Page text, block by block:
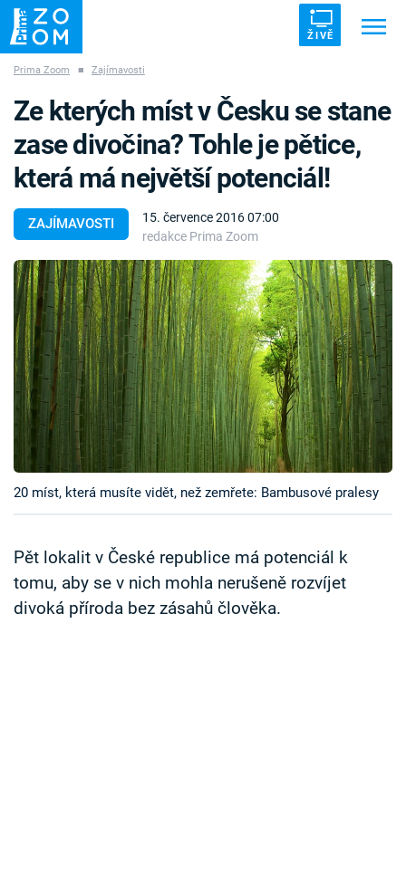
ŽIVĚ
ZÁHADY VETŘELCI DÁVNOVĚKU
Témata
Témata
Pořady
TV Program
Časopis
Sledujte prima+
Sledujte nás
Prima Zoom ■ Zajímavosti
ZAJÍMAVOSTI
15. července 2016 07:00
redakce Prima Zoom
Ze kterých míst v Česku se stane
zase divočina? Tohle je pětice,
která má největší potenciál!
20 míst, která musíte vidět, než zemřete: Bambusové pralesy
Pět lokalit v České republice má potenciál k
tomu, aby se v nich mohla nerušeně rozvíjet
divoká příroda bez zásahů člověka.